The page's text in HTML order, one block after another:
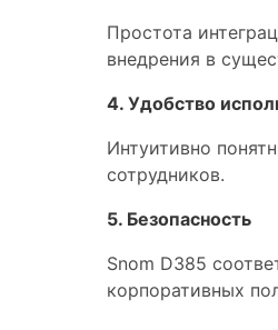
Простота
внедрения в
4. Удобство
Интуитивно
сотрудников.
5. Безопасность
Snom D385
корпоративных